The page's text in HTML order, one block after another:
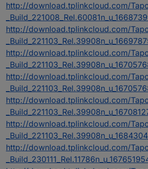
http://download.tplinkcloud.com/
http://download.tplinkcloud.com/
http://download.tplinkcloud.com/
http://download.tplinkcloud.com/
http://download.tplinkcloud.com/
http://download.tplinkcloud.com/
http://download.tplinkcloud.com/